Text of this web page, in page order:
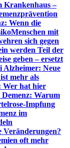
Krankenhaus –
Wenn die
Menschen mit
sich gegen
werden Teil der
geben – ersetzt
Alzheimer: Neue
mehr als
Wer hat hier
Warum
Impfung
im
Veränderungen?
oft mehr